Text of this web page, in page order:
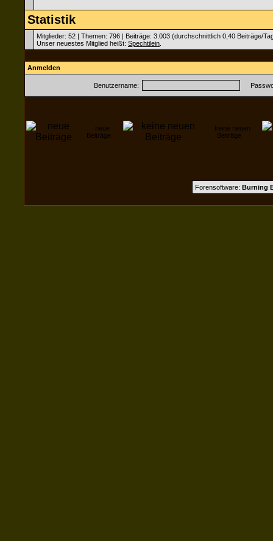
Statistik
Mitglieder: 52 | Themen: 796 | Beiträge: 3.003 (durchschnittlich 0,40 Beiträge/
Unser neuestes Mitglied heißt: Spechtilein
Anmelden
Benutzername:
neue
Beiträge
keine neuen
Beiträge
Forensoftware: Burning